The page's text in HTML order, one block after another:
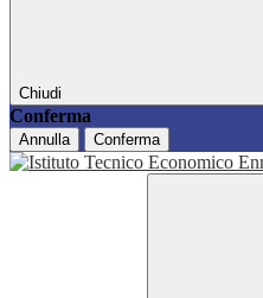
Chiudi
Conferma
Annulla Conferma